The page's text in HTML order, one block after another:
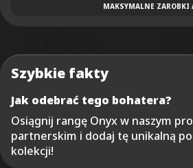
MAKSYMALNE ZAROBKI
Szybkie fakty
Jak odebrać tego bohatera?
Osiągnij rangę Onyx w naszym
partnerskim i dodaj tę unikalną
kolekcji!